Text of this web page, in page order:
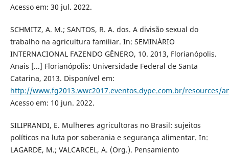
Acesso em: 30 jul. 2022.
SCHMITZ, A. M.; SANTOS, R. A. dos. A divisão sexual do
trabalho na agricultura familiar. In: SEMINÁRIO
INTERNACIONAL FAZENDO GÊNERO, 10. 2013, Florianópolis.
Anais [...] Florianópolis: Universidade Federal de Santa
Catarina, 2013. Disponível em:
http://www.fg2013.wwc2017.eventos.dype.com.br/resources/
Acesso em: 10 jun. 2022.
SILIPRANDI, E. Mulheres agricultoras no Brasil: sujeitos
políticos na luta por soberania e segurança alimentar. In:
LAGARDE, M.; VALCARCEL, A. (Org.). Pensamiento